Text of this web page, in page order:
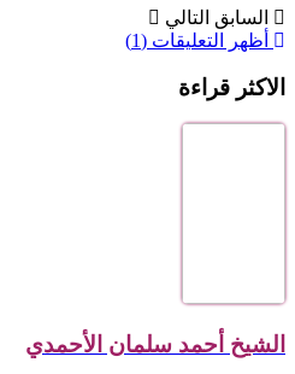
السابق التالي
أظهر التعليقات (1)
الاكثر قراءة
الشيخ أحمد سلمان الأحمدي